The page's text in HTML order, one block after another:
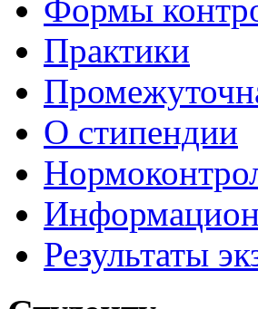
Формы
Практики
О стипендии
Результаты